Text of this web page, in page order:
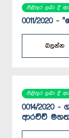
පිළිතුර ලබා දී
0011/2020
බලන්න
පිළිතුර ලබා දී
0014/
ආරච්චි